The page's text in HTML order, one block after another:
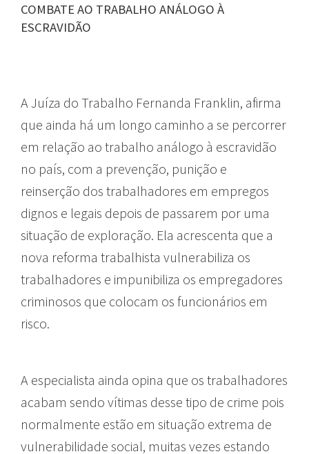
COMBATE AO TRABALHO ANÁLOGO À
ESCRAVIDÃO
A Juíza do Trabalho Fernanda Franklin, afirma
que ainda há um longo caminho a se percorrer
em relação ao trabalho análogo à escravidão
no país, com a prevenção, punição e
reinserção dos trabalhadores em empregos
dignos e legais depois de passarem por uma
situação de exploração. Ela acrescenta que a
nova reforma trabalhista vulnerabiliza os
trabalhadores e impunibiliza os empregadores
criminosos que colocam os funcionários em
risco.
A especialista ainda opina que os trabalhadores
acabam sendo vítimas desse tipo de crime pois
normalmente estão em situação extrema de
vulnerabilidade social, muitas vezes estando